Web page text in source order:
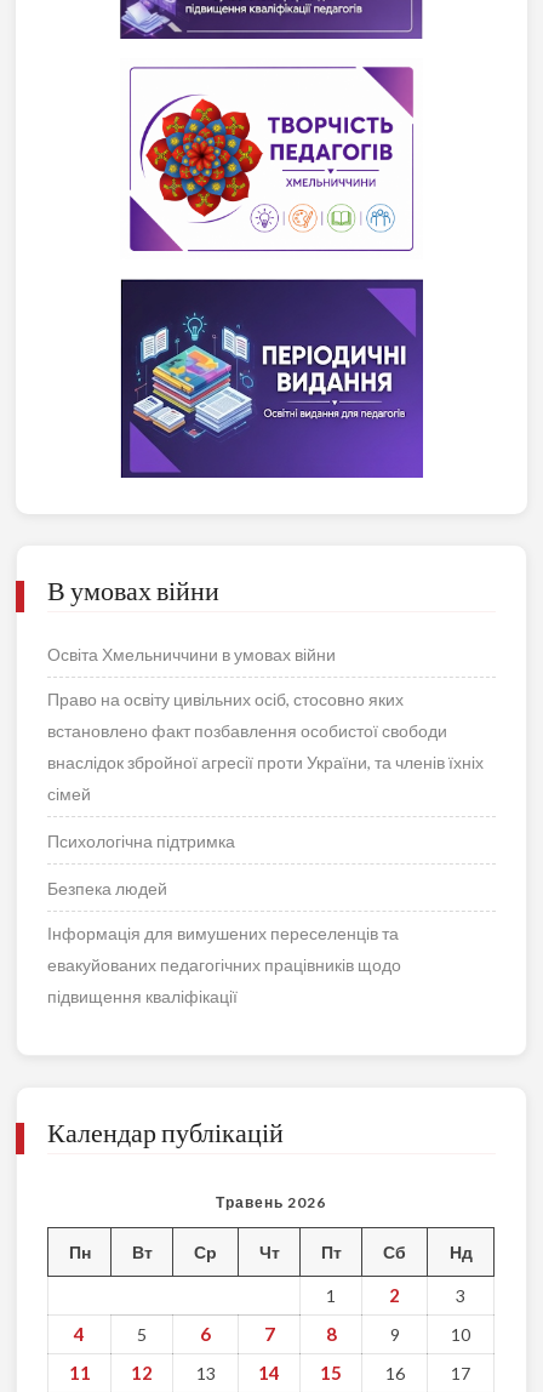
В умовах війни
Освіта Хмельниччини в умовах війни
Право на освіту цивільних осіб, стосовно яких
встановлено факт позбавлення особистої свободи
внаслідок збройної агресії проти України, та членів їхніх
сімей
Психологічна підтримка
Безпека людей
Інформація для вимушених переселенців та
евакуйованих педагогічних працівників щодо
підвищення кваліфікації
Календар публікацій
Травень 2026
Пн Вт Ср Чт Пт Сб Нд
1 2 3
4 5 6 7 8 9 10
11 12 13 14 15 16 17